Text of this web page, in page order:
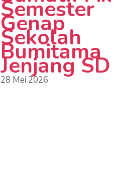
Semester
Genap
Sekolah
Bumitama
Jenjang SD
28 Mei 2026